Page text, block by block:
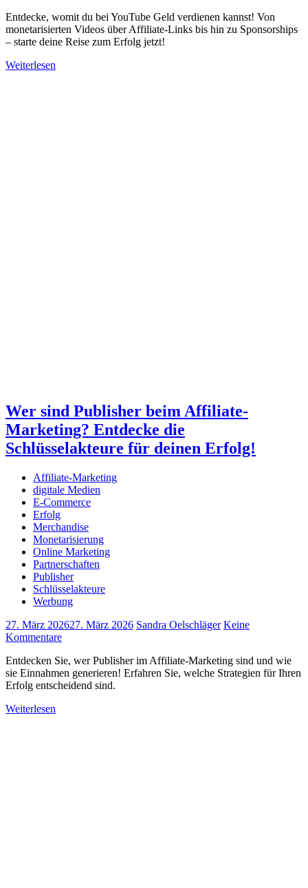
Entdecke, womit du bei YouTube Geld verdienen kannst! Von
monetarisierten Videos über Affiliate-Links bis hin zu Sponsorships
– starte deine Reise zum Erfolg jetzt!
Weiterlesen
Wer sind Publisher beim Affiliate-
Marketing? Entdecke die
Schlüsselakteure für deinen Erfolg!
Affiliate-Marketing
digitale Medien
E-Commerce
Erfolg
Merchandise
Monetarisierung
Online Marketing
Partnerschaften
Publisher
Schlüsselakteure
Werbung
27. März 202627. März 2026 Sandra Oelschläger Keine
Kommentare
Entdecken Sie, wer Publisher im Affiliate-Marketing sind und wie
sie Einnahmen generieren! Erfahren Sie, welche Strategien für Ihren
Erfolg entscheidend sind.
Weiterlesen